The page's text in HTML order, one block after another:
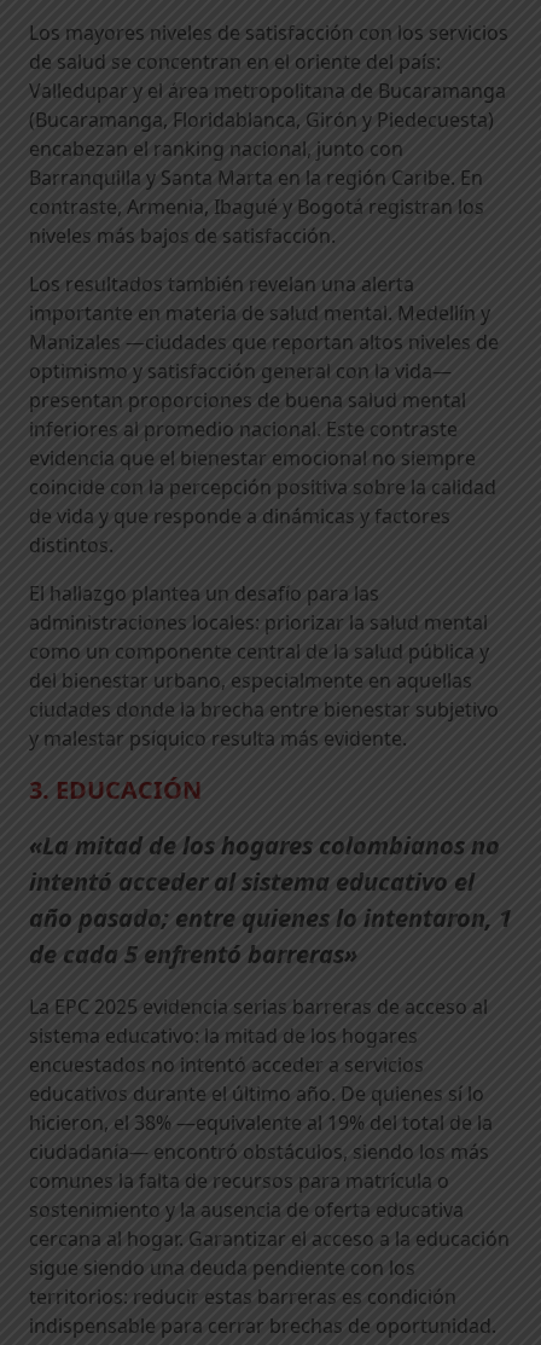
Los mayores niveles de satisfacción con los servicios
de salud se concentran en el oriente del país:
Valledupar y el área metropolitana de Bucaramanga
(Bucaramanga, Floridablanca, Girón y Piedecuesta)
encabezan el ranking nacional, junto con
Barranquilla y Santa Marta en la región Caribe. En
contraste, Armenia, Ibagué y Bogotá registran los
niveles más bajos de satisfacción.
Los resultados también revelan una alerta
importante en materia de salud mental. Medellín y
Manizales —ciudades que reportan altos niveles de
optimismo y satisfacción general con la vida—
presentan proporciones de buena salud mental
inferiores al promedio nacional. Este contraste
evidencia que el bienestar emocional no siempre
coincide con la percepción positiva sobre la calidad
de vida y que responde a dinámicas y factores
distintos.
El hallazgo plantea un desafío para las
administraciones locales: priorizar la salud mental
como un componente central de la salud pública y
del bienestar urbano, especialmente en aquellas
ciudades donde la brecha entre bienestar subjetivo
y malestar psíquico resulta más evidente.
3. EDUCACIÓN
«La mitad de los hogares colombianos no
intentó acceder al sistema educativo el
año pasado; entre quienes lo intentaron, 1
de cada 5 enfrentó barreras»
La EPC 2025 evidencia serias barreras de acceso al
sistema educativo: la mitad de los hogares
encuestados no intentó acceder a servicios
educativos durante el último año. De quienes sí lo
hicieron, el 38% —equivalente al 19% del total de la
ciudadanía— encontró obstáculos, siendo los más
comunes la falta de recursos para matrícula o
sostenimiento y la ausencia de oferta educativa
cercana al hogar. Garantizar el acceso a la educación
sigue siendo una deuda pendiente con los
territorios: reducir estas barreras es condición
indispensable para cerrar brechas de oportunidad.